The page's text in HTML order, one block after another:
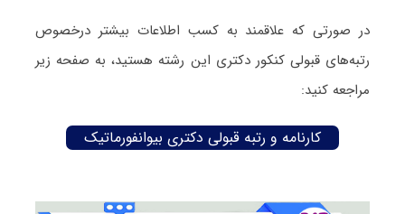
در صورتی که علاقمند به کسب اطلاعات بیشتر درخصوص
رتبه‌های قبولی کنکور دکتری این رشته هستید، به صفحه زیر
مراجعه کنید:
کارنامه و رتبه قبولی دکتری بیوانفورماتیک